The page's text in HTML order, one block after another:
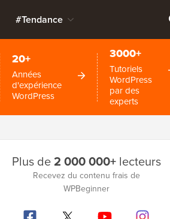
#Tendance
20+
Années
d'expérience
WordPress
3000+
Tutoriels
WordPress
par des
experts
latérale
Plus de2 000 000+lecteurs
Recevez du contenu frais de
WPBeginner